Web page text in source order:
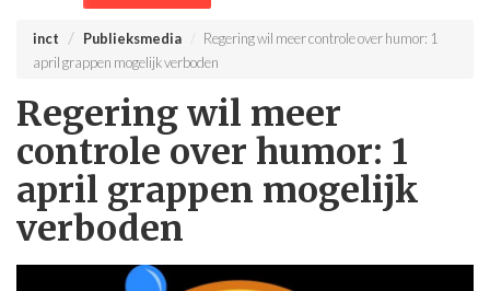
inct Publieksmedia
Regering wil meer controle over humor: 1
april grappen mogelijk verboden
Regering wil meer
controle over humor: 1
april grappen mogelijk
verboden